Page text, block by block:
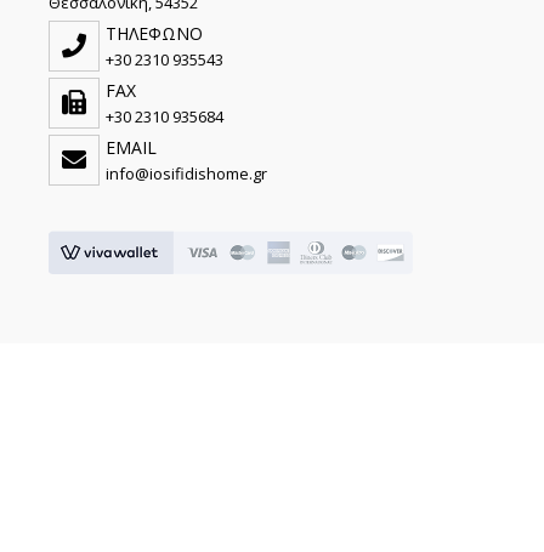
ΤΗΛΕΦΩΝΟ
+30 2310 935543
FAX
+30 2310 935684
EMAIL
info@iosifidishome.gr